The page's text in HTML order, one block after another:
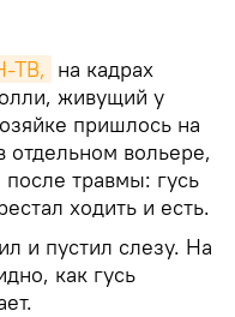
ТВ, на кадрах
живущий у
пришлось на
отдельном вольере,
после травмы: гусь
ходить и есть.
и пустил слезу. На
как гусь